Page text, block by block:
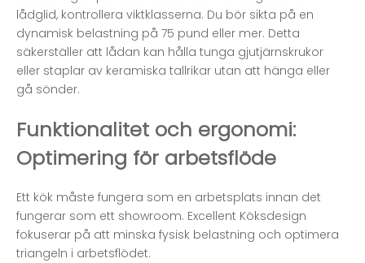
lådglid, kontrollera viktklasserna. Du bör sikta på en
dynamisk belastning på 75 pund eller mer. Detta
säkerställer att lådan kan hålla tunga gjutjärnskrukor
eller staplar av keramiska tallrikar utan att hänga eller
gå sönder.
Funktionalitet och ergonomi:
Optimering för arbetsflöde
Ett kök måste fungera som en arbetsplats innan det
fungerar som ett showroom. Excellent Köksdesign
fokuserar på att minska fysisk belastning och optimera
triangeln i arbetsflödet.